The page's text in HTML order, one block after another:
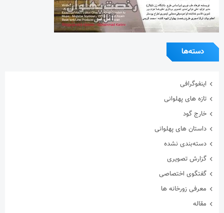
دسته‌ها
اینفوگرافی
تازه های پهلوانی
خارج گود
داستان های پهلوانی
دسته‌بندی نشده
گزارش تصویری
گفتگوی اختصاصی
معرفی زورخانه ها
مقاله